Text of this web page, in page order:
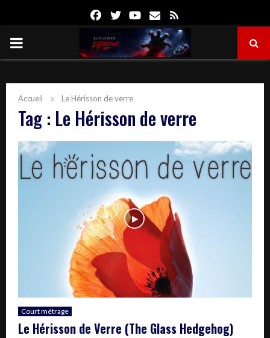
FacebookTwitterYoutube
Email
PRIMARY
Accueil Le Hérisson de verre
Tag : Le Hérisson de verre
Court métrage
Le Hérisson de Verre (The Glass Hedgehog)